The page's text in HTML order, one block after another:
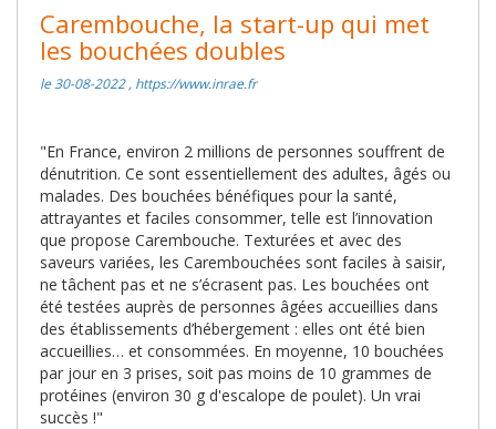
Carembouche, la start-up qui met
les bouchées doubles
le 30-08-2022 , https://www.inrae.fr
"En France, environ 2 millions de personnes souffrent de
dénutrition. Ce sont essentiellement des adultes, âgés ou
malades. Des bouchées bénéfiques pour la santé,
attrayantes et faciles consommer, telle est l’innovation
que propose Carembouche. Texturées et avec des
saveurs variées, les Carembouchées sont faciles à saisir,
ne tâchent pas et ne s’écrasent pas. Les bouchées ont
été testées auprès de personnes âgées accueillies dans
des établissements d’hébergement : elles ont été bien
accueillies… et consommées. En moyenne, 10 bouchées
par jour en 3 prises, soit pas moins de 10 grammes de
protéines (environ 30 g d'escalope de poulet). Un vrai
succès !"